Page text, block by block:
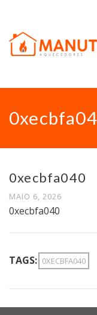
0xecbfa040
MAIO 6, 2026
0xecbfa040
TAGS: 0XECBFA040